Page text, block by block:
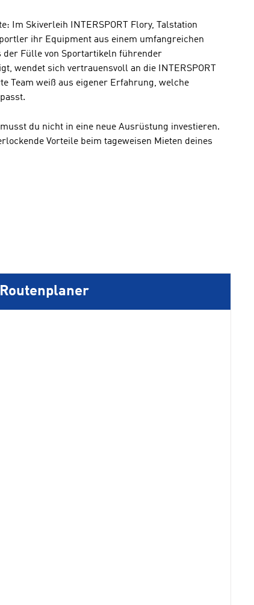
Im Skiverleih INTERSPORT Flory, Talstation
ihr Equipment aus einem umfangreichen
der Fülle von Sportartikeln führender
wendet sich vertrauensvoll an die INTERSPORT
Team weiß aus eigener Erfahrung, welche
du nicht in eine neue Ausrüstung investieren.
Vorteile beim tageweisen Mieten deines
Routenplaner